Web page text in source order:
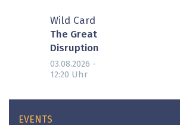
Wild Card
The Great
Disruption
03.08.2026 -
12:20 Uhr
EVENTS